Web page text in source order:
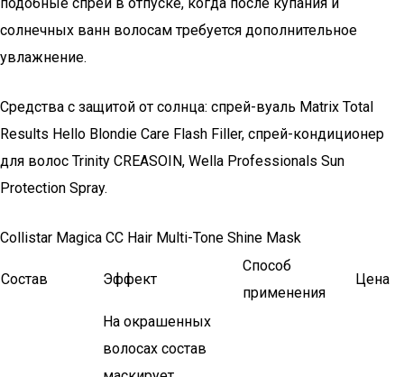
солнечных ванн волосам требуется дополнительное
увлажнение.
Средства с защитой от солнца: спрей-вуаль Matrix Total
Results Hello Blondie Care Flash Filler, спрей-кондиционер
для волос Trinity CREASOIN, Wella Professionals Sun
Protection Spray.
Collistar Magica CC Hair Multi-Tone Shine Mask
Состав Эффект
Способ
применения
Цена
На окрашенных
волосах состав